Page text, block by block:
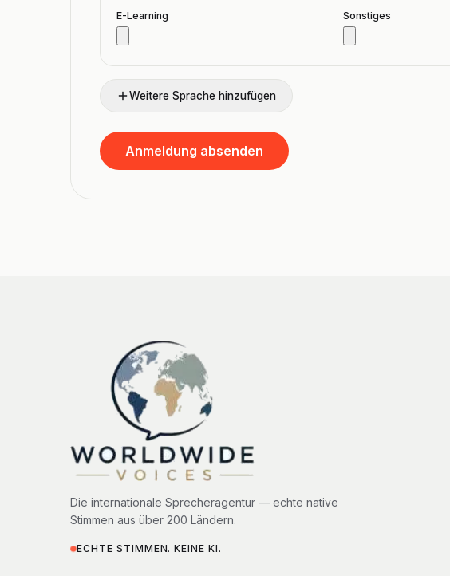
E-Learning Sonstiges
Weitere Sprache hinzufügen
Anmeldung absenden
Die internationale Sprecheragentur — echte native
Stimmen aus über 200 Ländern.
ECHTE STIMMEN. KEINE KI.